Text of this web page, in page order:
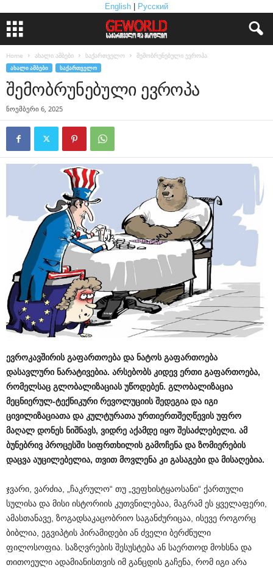
English Русский
Home ახალი ამბები საქართველო შემობრუნებული ევროპა
ᲐᲮᲐᲚᲘ ᲐᲛᲑᲔᲑᲘ ᲡᲐᲥᲐᲠᲗᲕᲔᲚᲝ
შემობრუნებული ევროპა
ნოემბერი 6, 2025
ევროკავშირის გაფართოება და ნატოს გაფართოება
დასავლური ნარატივებია. არსებობს კიდევ ერთი გაფართოება,
რომელსაც გლობალიზაციას უწოდებენ. გლობალიზაცია
მეცნიერულ-ტექნიკური რევოლუციის შედეგია და იგი
ცივილიზაციათა და კულტურათა ურთიერთშეღწევის უფრო
მაღალ დონეს ნიშნავს, ვიდრე აქამდე იყო შესაძლებელი. ამ
ბუნებრივ პროცესში სიფრთხილის გამოჩენა და ზომიერების
დაცვა აუცილებელია, თვით მოვლენა კი გასაგები და მისაღებია.
ჯვარი, ვარძია, „ჩაკრულო“ თუ „ვეფხისტყაოსანი“ ქართული
სულისა და მისი ისტორიის კუთვნილებაა, მაგრამ ეს ყველაფერი,
ამასთანავე, ზოგადსაკაცობრიო საგანძურიცაა, ისევე როგორც
ბიბლია, ეგვიპტის პირამიდები ან ძველი ბერძნული
ფილოსოფია. საზღვრების შესუსტება ან საერთოდ მოხსნა და
თითოეული ადამიანისთვის იმ განცდის გაჩენა, რომ იგი არა